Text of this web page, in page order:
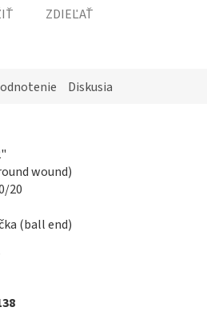
ZDIEĽAŤ
Diskusia
wound)
20
(ball end)